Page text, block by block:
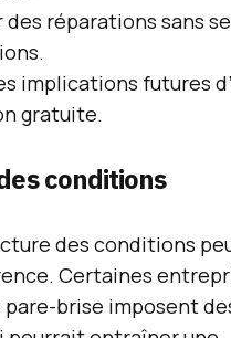
réparations sans
implications futures
gratuite.
conditions
des conditions
Certaines
brise imposent